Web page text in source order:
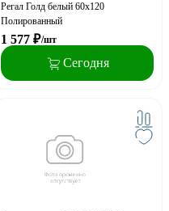
Регал Голд белый 60х120
Полированный
1 577 ₽/шт
Сегодня